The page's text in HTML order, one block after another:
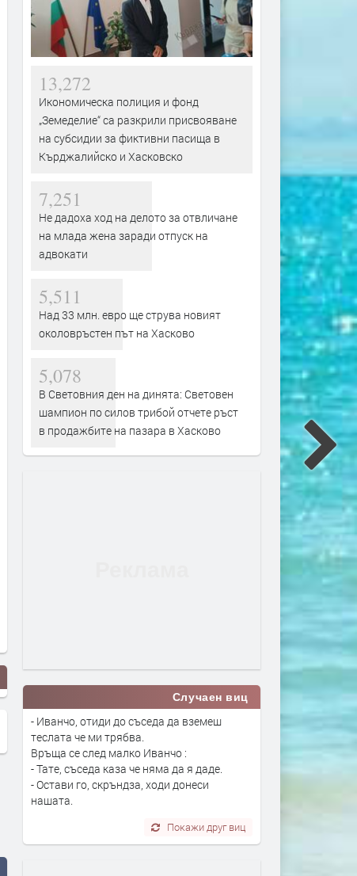
13,272
Икономическа полиция и фонд
„Земеделие“ са разкрили присвояване
на субсидии за фиктивни пасища в
Кърджалийско и Хасковско
7,251
Не дадоха ход на делото за отвличане
на млада жена заради отпуск на
адвокати
5,511
Над 33 млн. евро ще струва новият
околовръстен път на Хасково
5,078
В Световния ден на динята: Световен
шампион по силов трибой отчете ръст
в продажбите на пазара в Хасково
Случаен виц
- Иванчо, отиди до съседа да вземеш
теслата че ми трябва.
Връща се след малко Иванчо :
- Тате, съседа каза че няма да я даде.
- Остави го, скръндза, ходи донеси
нашата.
Покажи друг виц